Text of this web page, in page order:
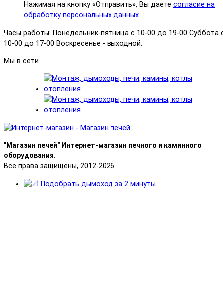
Нажимая на кнопку «Отправить», Вы даете согласие на
обработку персональных данных.
Часы работы: Понедельник-пятница с 10-00 до 19-00 Суббота
10-00 до 17-00 Воскресенье - выходной.
Мы в сети
"Магазин печей" Интернет-магазин печного и каминного
оборудования.
Все права защищены, 2012-2026